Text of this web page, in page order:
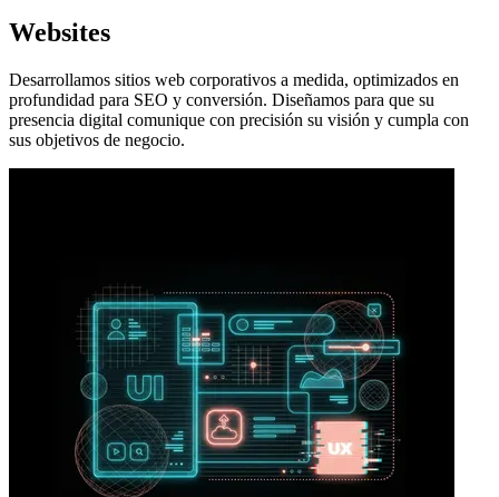
Websites
Desarrollamos sitios web corporativos a medida, optimizados en
profundidad para SEO y conversión. Diseñamos para que su
presencia digital comunique con precisión su visión y cumpla con
sus objetivos de negocio.